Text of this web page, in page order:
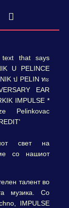
свет на
со нашиот
талент во
музика. Со
IMPULSE